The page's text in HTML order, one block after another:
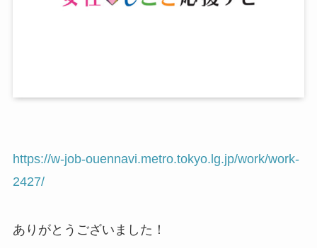
https://w-job-ouennavi.metro.tokyo.lg.jp/work/work-
2427/
ありがとうございました！